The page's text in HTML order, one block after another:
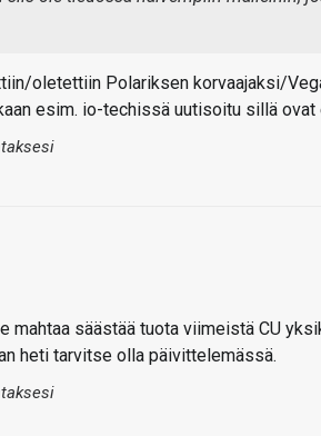
oletettiin Polariksen korvaajaksi/
esim. io-techissä uutisoitu sillä ovat
mahtaa säästää tuota viimeistä CU
heti tarvitse olla päivittelemässä.